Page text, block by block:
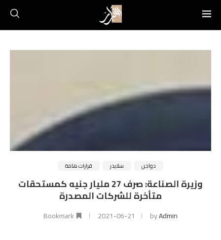
دواجن سلايدر قرارات هامة
وزيرة الصناعة: صرف 27 مليار جنيه كمستحقات
متأخرة للشركات المصدرة
byAdmin
2021-06-21
Bookmark